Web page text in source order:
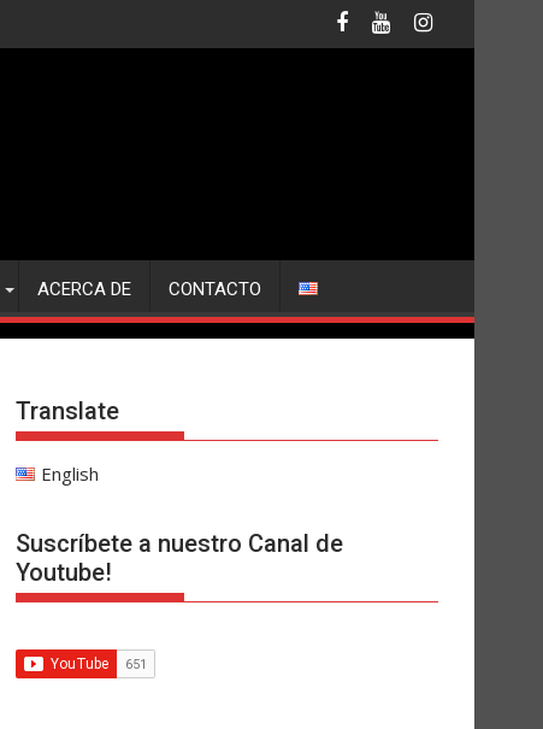
ACERCA DE CONTACTO
Translate
English
Suscríbete a nuestro Canal de
Youtube!